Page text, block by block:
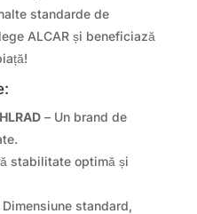
standarde de
ALCAR și beneficiază
– Un brand de
stabilitate optimă și
Dimensiune standard,